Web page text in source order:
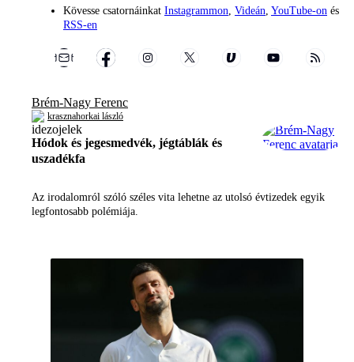
Kövesse csatornáinkat Instagrammon Videán YouTube-on és
RSS-en
Brém-Nagy Ferenc
krasznahorkai lászló
Hódok és jegesmedvék, jégtáblák és
uszadékfa
Az irodalomról szóló széles vita lehetne az utolsó évtizedek egyik
legfontosabb polémiája.